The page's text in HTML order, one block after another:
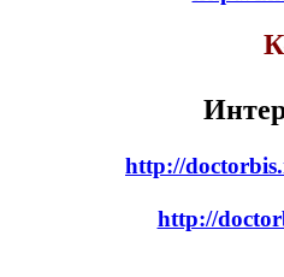
http://
http://